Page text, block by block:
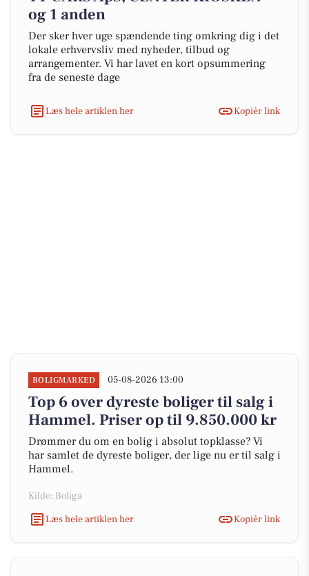
og 1 anden
Der sker hver uge spændende ting omkring dig i det
lokale erhvervsliv med nyheder, tilbud og
arrangementer. Vi har lavet en kort opsummering
fra de seneste dage
Læs hele artiklen her Kopiér link
BOLIGMARKED 05-08-2026 13:00
Top 6 over dyreste boliger til salg i
Hammel. Priser op til 9.850.000 kr
Drømmer du om en bolig i absolut topklasse? Vi
har samlet de dyreste boliger, der lige nu er til salg i
Hammel.
Kilde: Boliga
Læs hele artiklen her
Kopiér link